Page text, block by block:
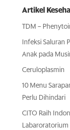
Artikel
TDM –
Infeksi Saluran
Anak pada
Ceruloplasmin
10 Menu
Perlu Dihindari
CITO Raih
Labaroratorium